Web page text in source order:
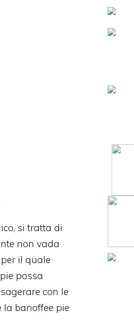
si tratta di
non vada
per il quale
possa
con le
la banoffee pie